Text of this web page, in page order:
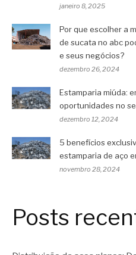
janeiro 8, 2025
Por que escolher a
de sucata no abc
e seus negócios?
dezembro 26, 2024
Estamparia miúda:
oportunidades no
dezembro 12, 2024
5 benefícios
estamparia de aço
novembro 28, 2024
Posts